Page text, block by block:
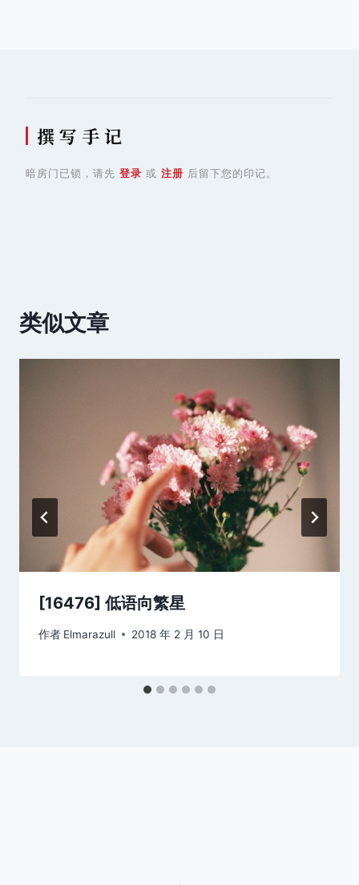
撰 写 手 记
暗房门已锁，请先 登录 或 注册 后留下您的印记。
类似文章
[16476] 低语向繁星
作者 Elmarazull 2018 年 2 月 10 日